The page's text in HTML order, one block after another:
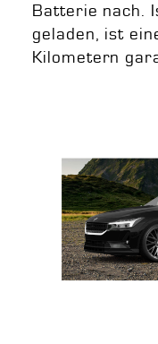
Batterie nach.
geladen, ist
Kilometern